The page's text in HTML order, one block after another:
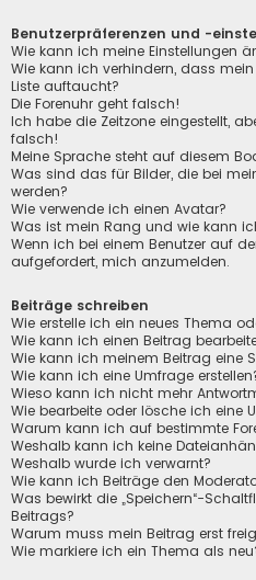
Benutzerpräferenzen und -
Wie kann ich meine Einstellungen
Wie kann ich verhindern, dass
Liste auftaucht?
Die Forenuhr geht falsch!
Ich habe die Zeitzone eingestellt,
falsch!
Meine Sprache steht auf diesem
Was sind das für Bilder, die bei
werden?
Wie verwende ich einen Avatar?
Was ist mein Rang und wie kann
Wenn ich bei einem Benutzer auf
aufgefordert, mich anzumelden.
Beiträge schreiben
Wie erstelle ich ein neues Thema
Wie kann ich einen Beitrag
Wie kann ich meinem Beitrag eine
Wie kann ich eine Umfrage
Wieso kann ich nicht mehr
Wie bearbeite oder lösche ich eine
Warum kann ich auf bestimmte
Weshalb kann ich keine
Weshalb wurde ich verwarnt?
Wie kann ich Beiträge den
Was bewirkt die „Speichern“-
Beitrags?
Warum muss mein Beitrag erst
Wie markiere ich ein Thema als